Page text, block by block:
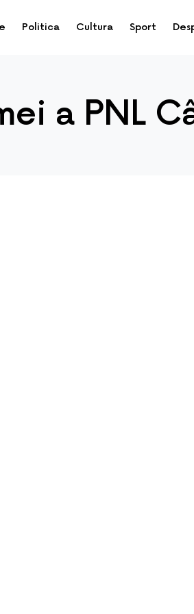
Politica Cultura Sport
a PNL